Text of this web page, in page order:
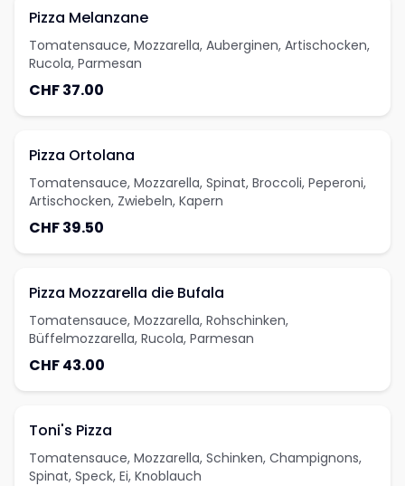
Pizza Melanzane
Tomatensauce, Mozzarella, Auberginen, Artischocken,
Rucola, Parmesan
CHF 37.00
Pizza Ortolana
Tomatensauce, Mozzarella, Spinat, Broccoli, Peperoni,
Artischocken, Zwiebeln, Kapern
CHF 39.50
Pizza Mozzarella die Bufala
Tomatensauce, Mozzarella, Rohschinken,
Büffelmozzarella, Rucola, Parmesan
CHF 43.00
Toni's Pizza
Tomatensauce, Mozzarella, Schinken, Champignons,
Spinat, Speck, Ei, Knoblauch